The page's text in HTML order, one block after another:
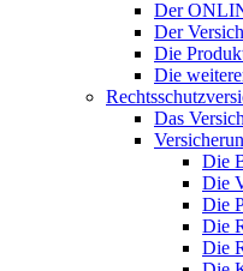
Der
Der
Die
Die
Das
Die
Die
Die
Die
Die